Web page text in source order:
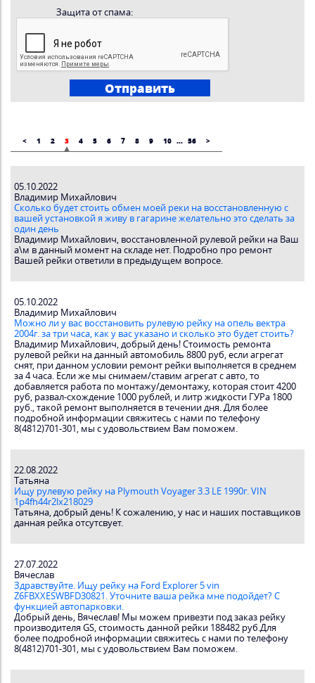
Защита от спама:
< 1 2 3 4 5 6 7 8 9 10 ... 56 >
05.10.2022
Владимир Михайлович
Сколько будет стоить обмен моей реки на восстановленную с
вашей установкой я живу в гагарине желательно это сделать за
один день
Владимир Миxaйлович, восстановленной рулевой рейки на Ваш
а\м в данный момент на складе нет. Подробно про ремонт
Вашей рейки ответили в предыдущем вопросе.
05.10.2022
Владимир Михайлович
Можно ли у вас восстановить рулевую рейку на опель вектра
2004г. за три часа, как у вас указано и сколько это будет стоить?
Владимир Михайлович, добрый день! Стоимость ремонта
рулевой рейки на данный автомобиль 8800 руб, если агрегат
снят, при данном условии ремонт рейки выполняется в среднем
за 4 часа. Если же мы снимаем/ставим агрегат с авто, то
добавляется работа по монтажу/демонтажу, которая стоит 4200
руб, развал-схождение 1000 рублей, и литр жидкости ГУРа 1800
руб., такой ремонт выполняется в течении дня. Для более
подробной информации свяжитесь с нами по телефону
8(4812)701-301, мы с удовольствием Вам поможем.
22.08.2022
Татьяна
Ищу рулевую рейку на Plymouth Voyager 3.3 LE 1990г. VIN
1p4fh44r2lx218029
Татьяна, добрый день! К сожалению, у нас и наших поставщиков
данная рейка отсутсвует.
27.07.2022
Вячеслав
Здравствуйте. Ищу рейку на Ford Explorer 5 vin
Z6FBXXESWBFD30821. Уточните ваша рейка мне подойдет? С
функцией автопарковки.
Добрый день, Вячеслав! Мы можем привезти под заказ рейку
производителя GS, стоимость данной рейки 188482 руб.Для
более подробной информации свяжитесь с нами по телефону
8(4812)701-301, мы с удовольствием Вам поможем.